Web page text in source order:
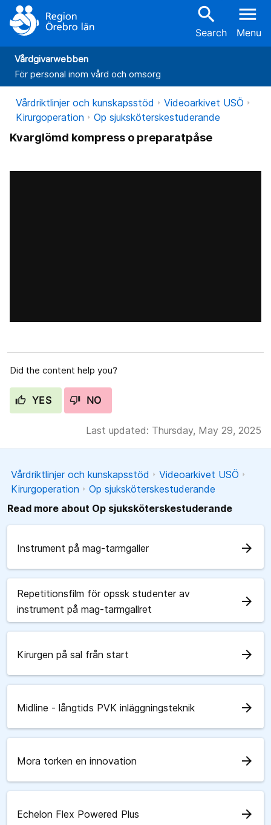
search
Search
menu
Menu
Vårdgivarwebben
För personal inom vård och omsorg
Vårdriktlinjer och kunskapsstöd
Videoarkivet USÖ
Kirurgoperation
Op sjuksköterskestuderande
Kvarglömd kompress o preparatpåse
Did the content help you?
YES NO
Last updated: Thursday, May 29, 2025
Vårdriktlinjer och kunskapsstöd
Videoarkivet USÖ
Kirurgoperation
Op sjuksköterskestuderande
Read more about Op sjuksköterskestuderande
Instrument på mag-tarmgaller arrow_forward
Repetitionsfilm för opssk studenter av
instrument på mag-tarmgallret
arrow_forward
Kirurgen på sal från start arrow_forward
Midline - långtids PVK inläggningsteknik arrow_forward
Mora torken en innovation arrow_forward
Echelon Flex Powered Plus arrow_forward